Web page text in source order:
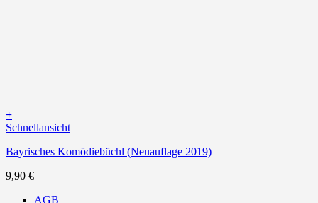
+
Schnellansicht
Bayrisches Komödiebüchl (Neuauflage 2019)
9,90 €
AGB